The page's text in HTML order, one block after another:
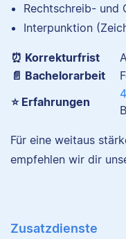
Rechtschreib- und
Interpunktion
⏰ Korrekturfrist
📄 Bachelorarbeit
⭐ Erfahrungen
Für eine weitaus
empfehlen wir dir
Zusatzdienste
Senior-Korrektorin
Scribbr und
Sprache zu tun hat.
Albert hat Deutsch